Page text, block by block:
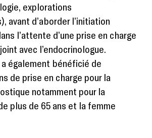
explorations
avant d’aborder l’initiation
l’attente d’une prise en charge
avec l’endocrinologue.
également bénéficié de
de prise en charge pour la
notamment pour la
plus de 65 ans et la femme